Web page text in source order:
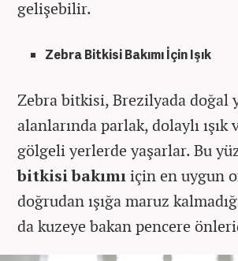
gelişebilir.
Zebra Bitkisi Bakımı İçin Işık
Zebra bitkisi, Brezilyada doğal
alanlarında parlak, dolaylı ışık
gölgeli yerlerde yaşarlar. Bu
bitkisi bakımıiçin en uygun
doğrudan ışığa maruz
da kuzeye bakan pencere